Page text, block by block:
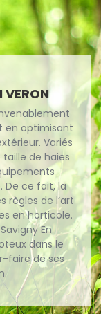
VERON
en optimisant
Variés
de haies
De ce fait, la
règles de l’art
en horticole.
En
dans le
faire de ses